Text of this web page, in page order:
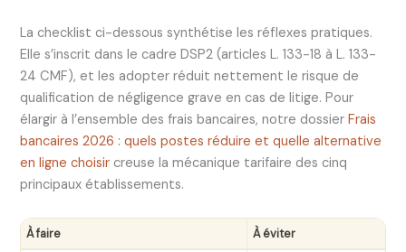
La checklist ci-dessous synthétise les réflexes pratiques.
Elle s’inscrit dans le cadre DSP2 (articles L. 133-18 à L. 133-
24 CMF), et les adopter réduit nettement le risque de
qualification de négligence grave en cas de litige. Pour
élargir à l’ensemble des frais bancaires, notre dossierFrais
bancaires 2026 : quels postes réduire et quelle alternative
en ligne choisir creuse la mécanique tarifaire des cinq
principaux établissements.
À faire À éviter